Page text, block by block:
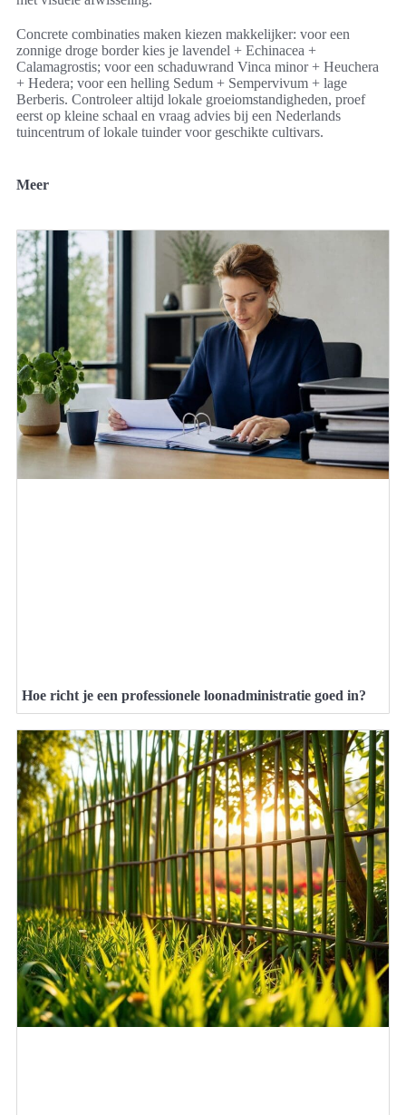
Concrete combinaties maken kiezen makkelijker: voor een
zonnige droge border kies je lavendel + Echinacea +
Calamagrostis; voor een schaduwrand Vinca minor + Heuchera
+ Hedera; voor een helling Sedum + Sempervivum + lage
Berberis. Controleer altijd lokale groeiomstandigheden, proef
eerst op kleine schaal en vraag advies bij een Nederlands
tuincentrum of lokale tuinder voor geschikte cultivars.
Meer
Hoe richt je een professionele loonadministratie goed in?